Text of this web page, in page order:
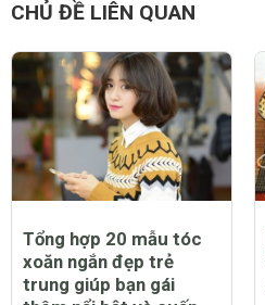
hiểu rõ
CHỦ ĐỀ LIÊN QUAN